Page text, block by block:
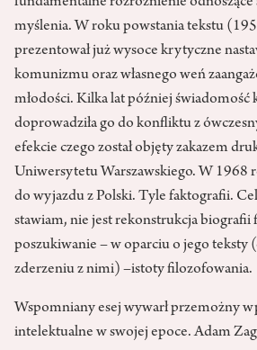
myślenia. W roku powstania tekstu
prezentował już wysoce krytyczne
komunizmu oraz własnego weń
młodości. Kilka lat później świadomość
doprowadziła go do konfliktu z
efekcie czego został objęty zakazem
Uniwersytetu Warszawskiego. W 1968
do wyjazdu z Polski. Tyle faktografii.
stawiam, nie jest rekonstrukcja biografii
poszukiwanie – w oparciu o jego teksty
zderzeniu z nimi) –istoty filozofowania.
Wspomniany esej wywarł przemożny
intelektualne w swojej epoce. Adam